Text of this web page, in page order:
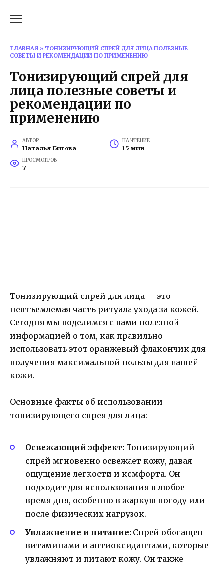
ГЛАВНАЯ » ТОНИЗИРУЮЩИЙ СПРЕЙ ДЛЯ ЛИЦА ПОЛЕЗНЫЕ
СОВЕТЫ И РЕКОМЕНДАЦИИ ПО ПРИМЕНЕНИЮ
Тонизирующий спрей для
лица полезные советы и
рекомендации по
применению
АВТОР
Наталья Бигова
НА ЧТЕНИЕ
15 мин
ПРОСМОТРОВ
7
Тонизирующий спрей для лица — это
неотъемлемая часть ритуала ухода за кожей.
Сегодня мы поделимся с вами полезной
информацией о том, как правильно
использовать этот оранжевый флакончик для
получения максимальной пользы для вашей
кожи.
Основные факты об использовании
тонизирующего спрея для лица:
Освежающий эффект: Тонизирующий
спрей мгновенно освежает кожу, давая
ощущение легкости и комфорта. Он
подходит для использования в любое
время дня, особенно в жаркую погоду или
после физических нагрузок.
Увлажнение и питание: Спрей обогащен
витаминами и антиоксидантами, которые
увлажняют и питают кожу. Он также